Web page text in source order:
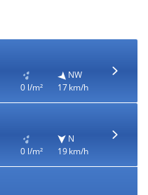
0 l/m²
NW
17 km/h
0 l/m²
N
19 km/h